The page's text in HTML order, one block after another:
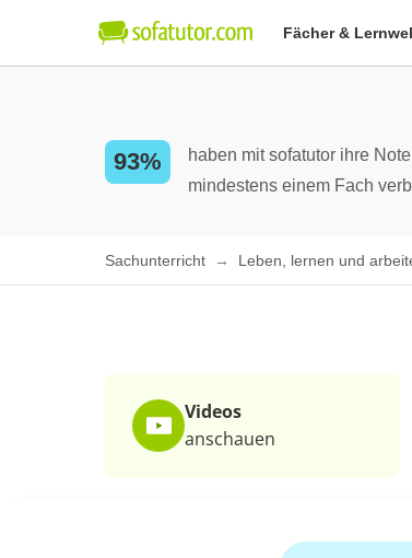
Fächer &
93%
haben mit sofatutor ihre
mindestens einem Fach
Sachunterricht Leben, lernen und
Videos
anschauen